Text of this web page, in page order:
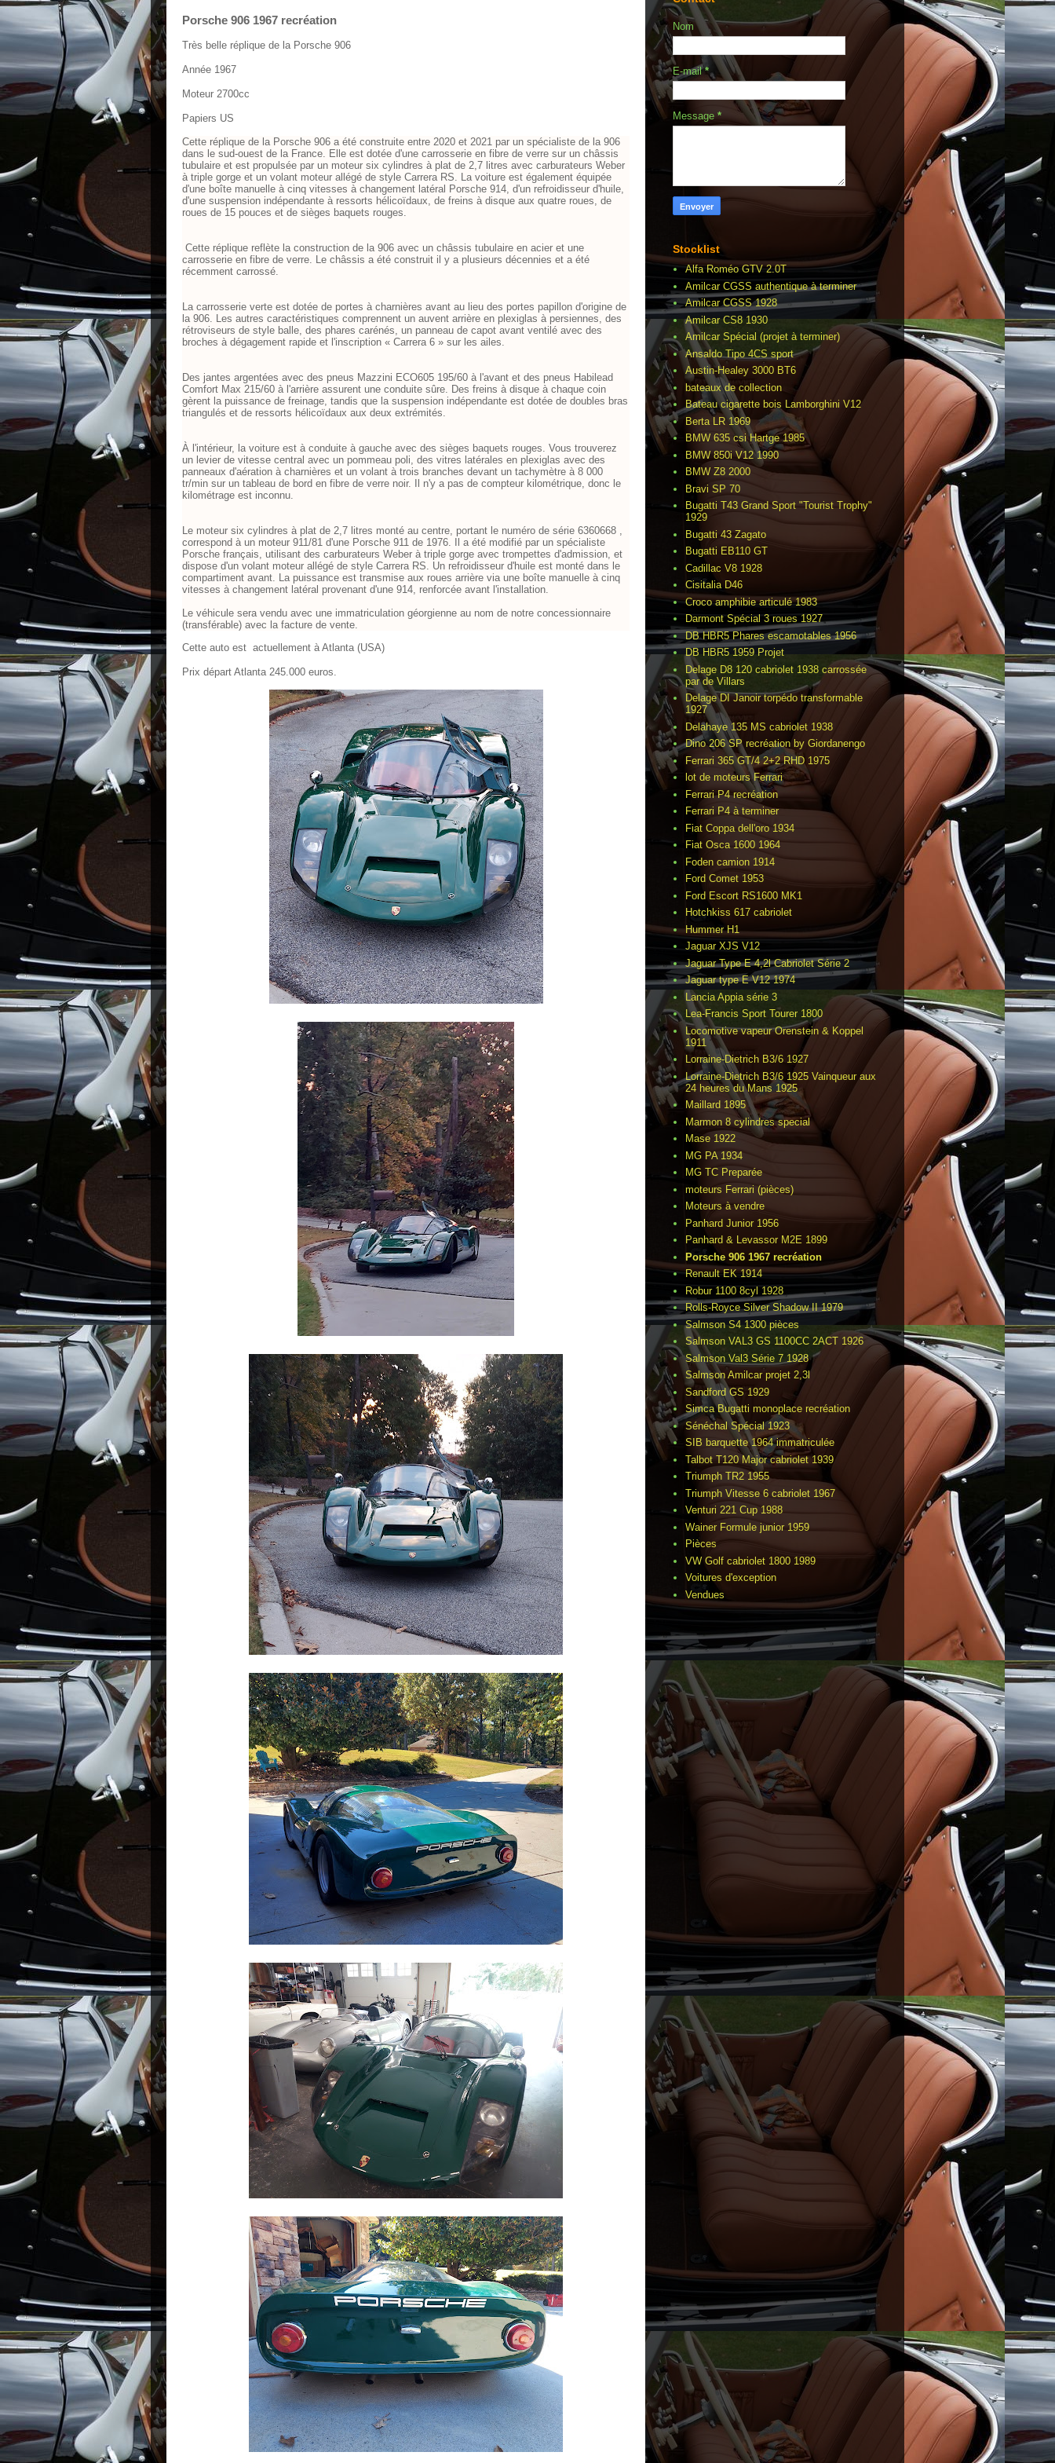
Porsche 906 1967 recréation
Très belle réplique de la Porsche 906
Année 1967
Moteur 2700cc
Papiers US
Cette réplique de la Porsche 906 a été construite entre 2020 et 2021 par un spécialiste de la 906
dans le sud-ouest de la France. Elle est dotée d'une carrosserie en fibre de verre sur un châssis
tubulaire et est propulsée par un moteur six cylindres à plat de 2,7 litres avec carburateurs Weber
à triple gorge et un volant moteur allégé de style Carrera RS. La voiture est également équipée
d'une boîte manuelle à cinq vitesses à changement latéral Porsche 914, d'un refroidisseur d'huile,
d'une suspension indépendante à ressorts hélicoïdaux, de freins à disque aux quatre roues, de
roues de 15 pouces et de sièges baquets rouges.
Cette réplique reflète la construction de la 906 avec un châssis tubulaire en acier et une
carrosserie en fibre de verre. Le châssis a été construit il y a plusieurs décennies et a été
récemment carrossé.
La carrosserie verte est dotée de portes à charnières avant au lieu des portes papillon d'origine de
la 906. Les autres caractéristiques comprennent un auvent arrière en plexiglas à persiennes, des
rétroviseurs de style balle, des phares carénés, un panneau de capot avant ventilé avec des
broches à dégagement rapide et l'inscription « Carrera 6 » sur les ailes.
Des jantes argentées avec des pneus Mazzini ECO605 195/60 à l'avant et des pneus Habilead
Comfort Max 215/60 à l'arrière assurent une conduite sûre. Des freins à disque à chaque coin
gèrent la puissance de freinage, tandis que la suspension indépendante est dotée de doubles bras
triangulés et de ressorts hélicoïdaux aux deux extrémités.
À l'intérieur, la voiture est à conduite à gauche avec des sièges baquets rouges. Vous trouverez
un levier de vitesse central avec un pommeau poli, des vitres latérales en plexiglas avec des
panneaux d'aération à charnières et un volant à trois branches devant un tachymètre à 8 000
tr/min sur un tableau de bord en fibre de verre noir. Il n'y a pas de compteur kilométrique, donc le
kilométrage est inconnu.
Le moteur six cylindres à plat de 2,7 litres monté au centre, portant le numéro de série 6360668 ,
correspond à un moteur 911/81 d'une Porsche 911 de 1976. Il a été modifié par un spécialiste
Porsche français, utilisant des carburateurs Weber à triple gorge avec trompettes d'admission, et
dispose d'un volant moteur allégé de style Carrera RS. Un refroidisseur d'huile est monté dans le
compartiment avant. La puissance est transmise aux roues arrière via une boîte manuelle à cinq
vitesses à changement latéral provenant d'une 914, renforcée avant l'installation.
Le véhicule sera vendu avec une immatriculation géorgienne au nom de notre concessionnaire
(transférable) avec la facture de vente.
Cette auto est actuellement à Atlanta (USA)
Prix départ Atlanta 245.000 euros.
Nom
E-mail*
Message *
Stocklist
Alfa Roméo GTV 2.0T
Amilcar CGSS authentique à terminer
Amilcar CGSS 1928
Amilcar CS8 1930
Amilcar Spécial (projet à terminer)
Ansaldo Tipo 4CS sport
Austin-Healey 3000 BT6
bateaux de collection
Bateau cigarette bois Lamborghini V12
Berta LR 1969
BMW 635 csi Hartge 1985
BMW 850i V12 1990
BMW Z8 2000
Bravi SP 70
Bugatti T43 Grand Sport "Tourist Trophy"
1929
Bugatti 43 Zagato
Bugatti EB110 GT
Cadillac V8 1928
Cisitalia D46
Croco amphibie articulé 1983
Darmont Spécial 3 roues 1927
DB HBR5 Phares escamotables 1956
DB HBR5 1959 Projet
Delage D8 120 cabriolet 1938 carrossée
par de Villars
Delage DI Janoir torpédo transformable
1927
Delahaye 135 MS cabriolet 1938
Dino 206 SP recréation by Giordanengo
Ferrari 365 GT/4 2+2 RHD 1975
lot de moteurs Ferrari
Ferrari P4 recréation
Ferrari P4 à terminer
Fiat Coppa dell'oro 1934
Fiat Osca 1600 1964
Foden camion 1914
Ford Comet 1953
Ford Escort RS1600 MK1
Hotchkiss 617 cabriolet
Hummer H1
Jaguar XJS V12
Jaguar Type E 4,2l Cabriolet Série 2
Jaguar type E V12 1974
Lancia Appia série 3
Lea-Francis Sport Tourer 1800
Locomotive vapeur Orenstein & Koppel
1911
Lorraine-Dietrich B3/6 1927
Lorraine-Dietrich B3/6 1925 Vainqueur aux
24 heures du Mans 1925
Maillard 1895
Marmon 8 cylindres special
Mase 1922
MG PA 1934
MG TC Preparée
moteurs Ferrari (pièces)
Moteurs à vendre
Panhard Junior 1956
Panhard & Levassor M2E 1899
Porsche 906 1967 recréation
Renault EK 1914
Robur 1100 8cyl 1928
Rolls-Royce Silver Shadow II 1979
Salmson S4 1300 pièces
Salmson VAL3 GS 1100CC 2ACT 1926
Salmson Val3 Série 7 1928
Salmson Amilcar projet 2,3l
Sandford GS 1929
Simca Bugatti monoplace recréation
Sénéchal Spécial 1923
SIB barquette 1964 immatriculée
Talbot T120 Major cabriolet 1939
Triumph TR2 1955
Triumph Vitesse 6 cabriolet 1967
Venturi 221 Cup 1988
Wainer Formule junior 1959
Pièces
VW Golf cabriolet 1800 1989
Voitures d'exception
Vendues